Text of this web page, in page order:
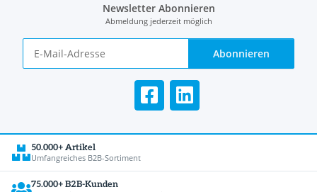
Newsletter Abonnieren
Abmeldung jederzeit möglich
Abonnieren
50.000+ Artikel
Umfangreiches B2B-Sortiment
75.000+ B2B-Kunden